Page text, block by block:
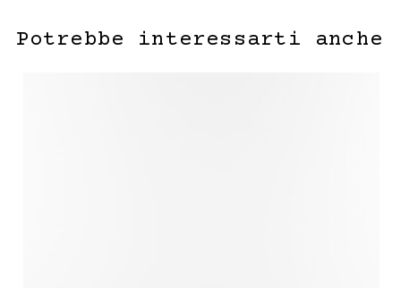
Potrebbe interessarti anche